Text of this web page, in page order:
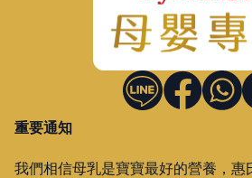
重要通知
我們相信母乳是寶寶最好的營養，惠